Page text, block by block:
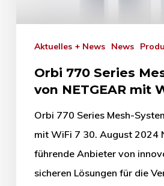
Aktuelles + News News
Orbi 770 Series
von NETGEAR mit
Orbi 770 Series Mesh-
mit WiFi 7 30. August 2024
führende Anbieter von
sicheren Lösungen für die